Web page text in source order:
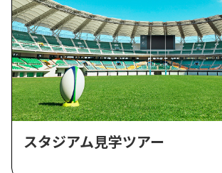
スタジアム見学ツアー